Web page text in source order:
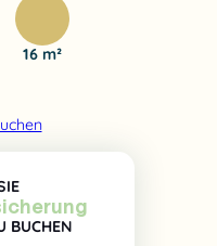
16 m²
BUCHEN